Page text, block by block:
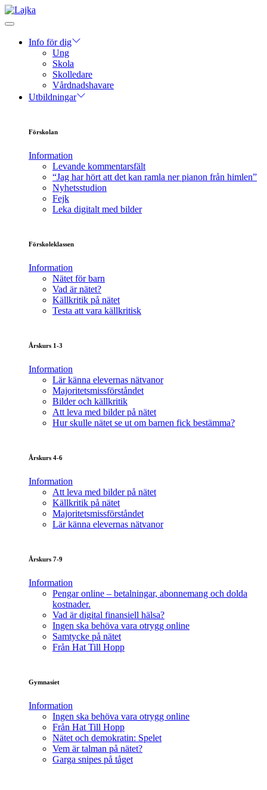
Info för dig
Ung
Skola
Skolledare
Vårdnadshavare
Utbildningar
Förskolan
Information
Levande kommentarsfält
“Jag har hört att det kan ramla ner pianon från himlen”
Nyhetsstudion
Fejk
Leka digitalt med bilder
Förskoleklassen
Information
Nätet för barn
Vad är nätet?
Källkritik på nätet
Testa att vara källkritisk
Årskurs 1-3
Information
Lär känna elevernas nätvanor
Majoritetsmissförståndet
Bilder och källkritik
Att leva med bilder på nätet
Hur skulle nätet se ut om barnen fick bestämma?
Årskurs 4-6
Information
Att leva med bilder på nätet
Källkritik på nätet
Majoritetsmissförståndet
Lär känna elevernas nätvanor
Årskurs 7-9
Information
Pengar online – betalningar, abonnemang och dolda
kostnader.
Vad är digital finansiell hälsa?
Ingen ska behöva vara otrygg online
Samtycke på nätet
Från Hat Till Hopp
Gymnasiet
Information
Ingen ska behöva vara otrygg online
Från Hat Till Hopp
Nätet och demokratin: Spelet
Vem är talman på nätet?
Garga snipes på tåget